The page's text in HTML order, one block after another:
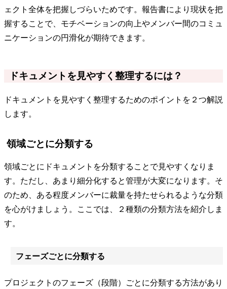
ェクト全体を把握しづらいためです。報告書により現状を把
握することで、モチベーションの向上やメンバー間のコミュ
ニケーションの円滑化が期待できます。
ドキュメントを見やすく整理するには？
ドキュメントを見やすく整理するためのポイントを２つ解説
します。
領域ごとに分類する
領域ごとにドキュメントを分類することで見やすくなりま
す。ただし、あまり細分化すると管理が大変になります。そ
のため、ある程度メンバーに裁量を持たせられるような分類
を心がけましょう。ここでは、２種類の分類方法を紹介しま
す。
フェーズごとに分類する
プロジェクトのフェーズ（段階）ごとに分類する方法があり